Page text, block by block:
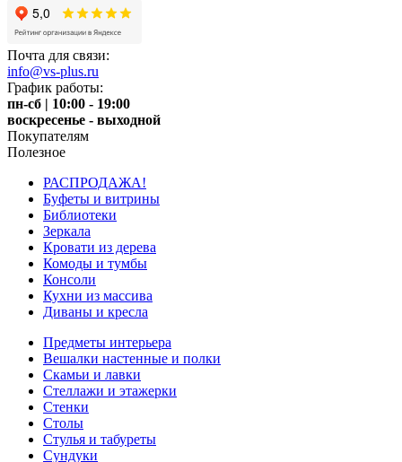
Почта для связи:
info@vs-plus.ru
График работы:
пн-сб | 10:00 - 19:00
воскресенье - выходной
Покупателям
Полезное
РАСПРОДАЖА!
Буфеты и витрины
Библиотеки
Зеркала
Кровати из дерева
Комоды и тумбы
Консоли
Кухни из массива
Диваны и кресла
Предметы интерьера
Вешалки настенные и полки
Скамьи и лавки
Стеллажи и этажерки
Стенки
Столы
Стулья и табуреты
Сундуки